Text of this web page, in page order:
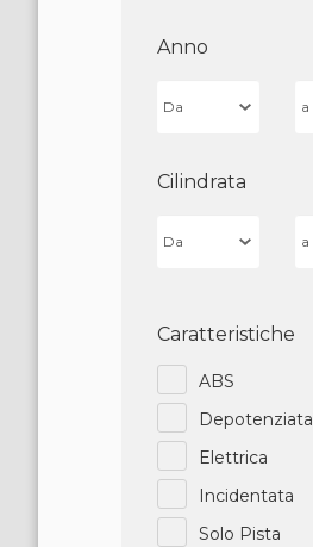
Anno
Cilindrata
Caratteristiche
ABS
Depotenziata
Elettrica
Incidentata
Solo Pista